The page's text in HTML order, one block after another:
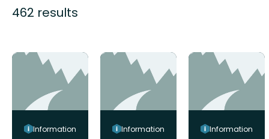
462 results
Information Information Information